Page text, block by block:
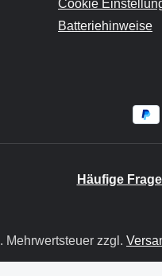
Cookie
Batteriehinweise
Häufige
Mehrwertsteuer zzgl.